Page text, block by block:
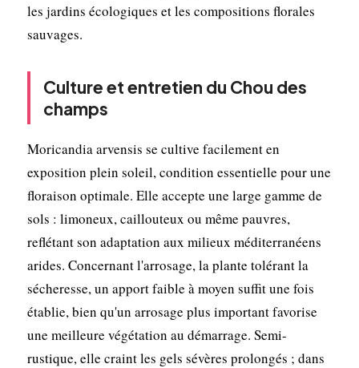
les jardins écologiques et les compositions florales
sauvages.
Culture et entretien du Chou des
champs
Moricandia arvensis se cultive facilement en
exposition plein soleil, condition essentielle pour une
floraison optimale. Elle accepte une large gamme de
sols : limoneux, caillouteux ou même pauvres,
reflétant son adaptation aux milieux méditerranéens
arides. Concernant l'arrosage, la plante tolérant la
sécheresse, un apport faible à moyen suffit une fois
établie, bien qu'un arrosage plus important favorise
une meilleure végétation au démarrage. Semi-
rustique, elle craint les gels sévères prolongés ; dans